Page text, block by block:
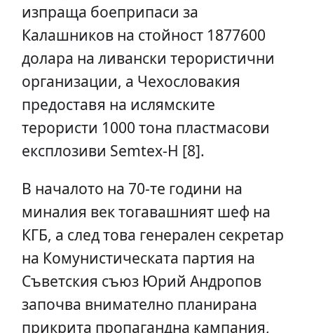
изпраща боеприпаси за
Калашников на стойност 1877600
долара на ливански терористични
организации, а Чехословакия
предоставя на ислямските
терористи 1000 тона пластмасови
експлозиви Semtex-H [8].
В началото на 70-те години на
миналия век тогавашният шеф на
КГБ, а след това генерален секретар
на Комунистическата партия на
Съветския съюз Юрий Андропов
започва внимателно планирана
прикрита пропагандна кампания,